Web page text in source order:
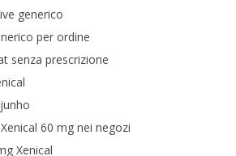
generico
per ordine
senza prescrizione
60 mg nei negozi
Xenical